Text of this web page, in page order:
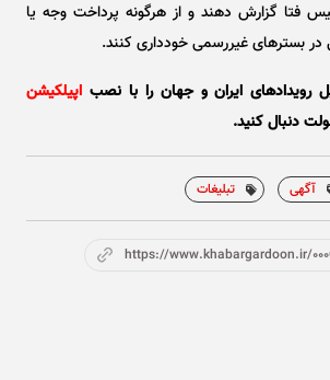
فتا گزارش دهند و از هرگونه پرداخت وجه یا
بستر‌های غیررسمی خودداری کنند.
رویدادهای ایران و جهان را با نصب اپیلکیشن
دنبال کنید.
آگهی تبلیغات
https://www.khabargardoon.ir/